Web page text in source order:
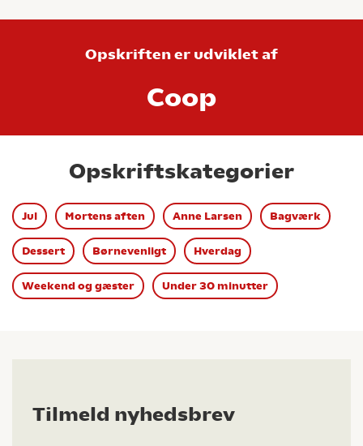
Opskriften er udviklet af
Coop
Opskriftskategorier
Jul Mortens aften Anne Larsen Bagværk
Dessert Børnevenligt Hverdag
Weekend og gæster Under 30 minutter
Tilmeld nyhedsbrev